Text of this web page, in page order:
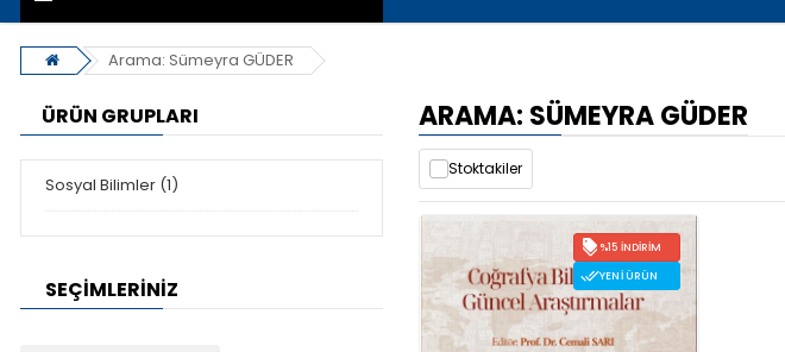
Arama: Sümeyra GÜDER
ÜRÜN GRUPLARI
Sosyal Bilimler (1)
SEÇIMLERINIZ
ARAMA: SÜMEYRA GÜDER
Stoktakiler
%15 İNDIRIM
YENI ÜRÜN